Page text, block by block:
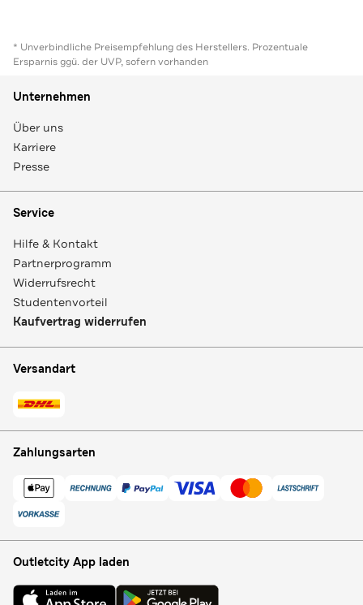
* Unverbindliche Preisempfehlung des Herstellers. Prozentuale
Ersparnis ggü. der UVP, sofern vorhanden
Unternehmen
Über uns
Karriere
Presse
Service
Hilfe & Kontakt
Partnerprogramm
Widerrufsrecht
Studentenvorteil
Kaufvertrag widerrufen
Versandart
Zahlungsarten
Outletcity App laden